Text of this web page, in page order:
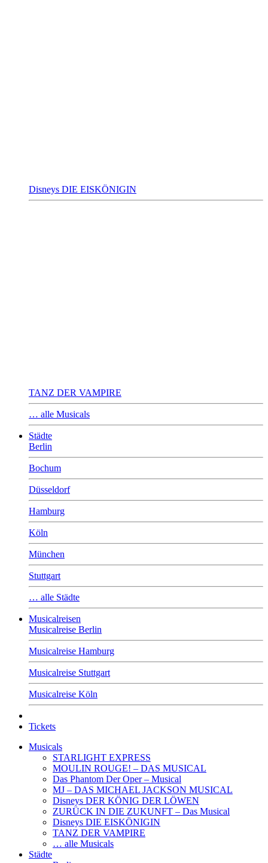
Disneys DIE EISKÖNIGIN
TANZ DER VAMPIRE
… alle Musicals
Städte
Berlin
Bochum
Düsseldorf
Hamburg
Köln
München
Stuttgart
… alle Städte
Musicalreisen
Musicalreise Berlin
Musicalreise Hamburg
Musicalreise Stuttgart
Musicalreise Köln
Tickets
Musicals
STARLIGHT EXPRESS
MOULIN ROUGE! – DAS MUSICAL
Das Phantom Der Oper – Musical
MJ – DAS MICHAEL JACKSON MUSICAL
Disneys DER KÖNIG DER LÖWEN
ZURÜCK IN DIE ZUKUNFT – Das Musical
Disneys DIE EISKÖNIGIN
TANZ DER VAMPIRE
… alle Musicals
Städte